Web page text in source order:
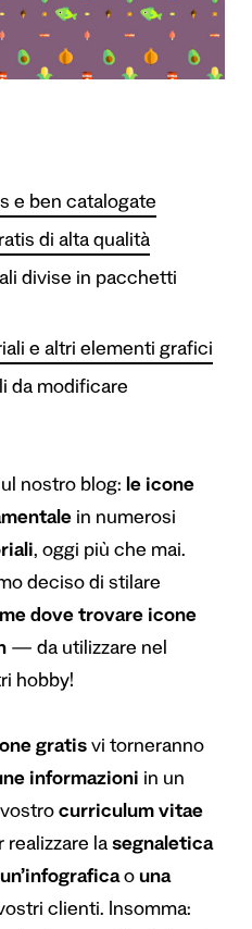
e ben catalogate
di alta qualità
divise in pacchetti
e altri elementi grafici
da modificare
nostro blog: le icone
in numerosi
, oggi più che mai.
deciso di stilare
dove trovare icone
— da utilizzare nel
hobby!
gratis vi torneranno
informazioni in un
curriculum vitae
realizzare la segnaletica
un’infograficao una
clienti. Insomma: